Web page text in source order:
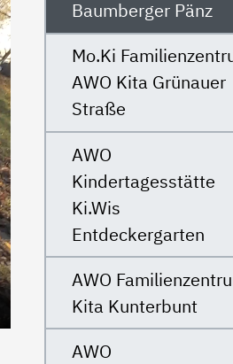
Baumberger Pänz
Mo.Ki
AWO Kita Grünauer
Straße
AWO
Kindertagesstätte
Ki.Wis
Entdeckergarten
AWO
Kita Kunterbunt
AWO